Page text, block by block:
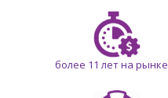
более 11 лет на рынке